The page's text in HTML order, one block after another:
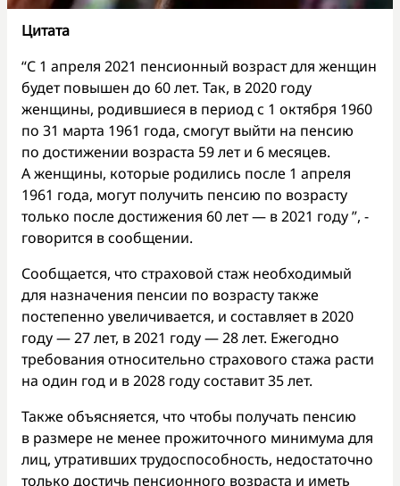
Цитата
“С 1 апреля 2021 пенсионный возраст для женщин
будет повышен до 60 лет. Так, в 2020 году
женщины, родившиеся в период с 1 октября 1960
по 31 марта 1961 года, смогут выйти на пенсию
по достижении возраста 59 лет и 6 месяцев.
А женщины, которые родились после 1 апреля
1961 года, могут получить пенсию по возрасту
только после достижения 60 лет — в 2021 году ”, -
говорится в сообщении.
Сообщается, что страховой стаж необходимый
для назначения пенсии по возрасту также
постепенно увеличивается, и составляет в 2020
году — 27 лет, в 2021 году — 28 лет. Ежегодно
требования относительно страхового стажа расти
на один год и в 2028 году составит 35 лет.
Также объясняется, что чтобы получать пенсию
в размере не менее прожиточного минимума для
лиц, утративших трудоспособность, недостаточно
только достичь пенсионного возраста и иметь